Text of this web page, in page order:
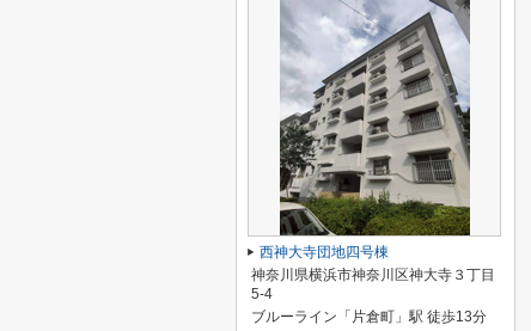
西神大寺団地四号棟
神奈川県横浜市神奈川区神大寺３丁目
5-4
ブルーライン「片倉町」駅 徒歩13分